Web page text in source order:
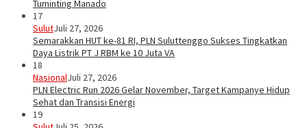
Tuminting Manado
17
SulutJuli 27, 2026
Semarakkan HUT ke-81 RI, PLN Suluttenggo Sukses Tingkatkan
Daya Listrik PT J RBM ke 10 Juta VA
18
NasionalJuli 27, 2026
PLN Electric Run 2026 Gelar November, Target Kampanye Hidup
Sehat dan Transisi Energi
19